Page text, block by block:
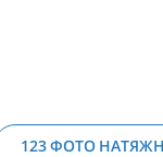
123 ФОТО